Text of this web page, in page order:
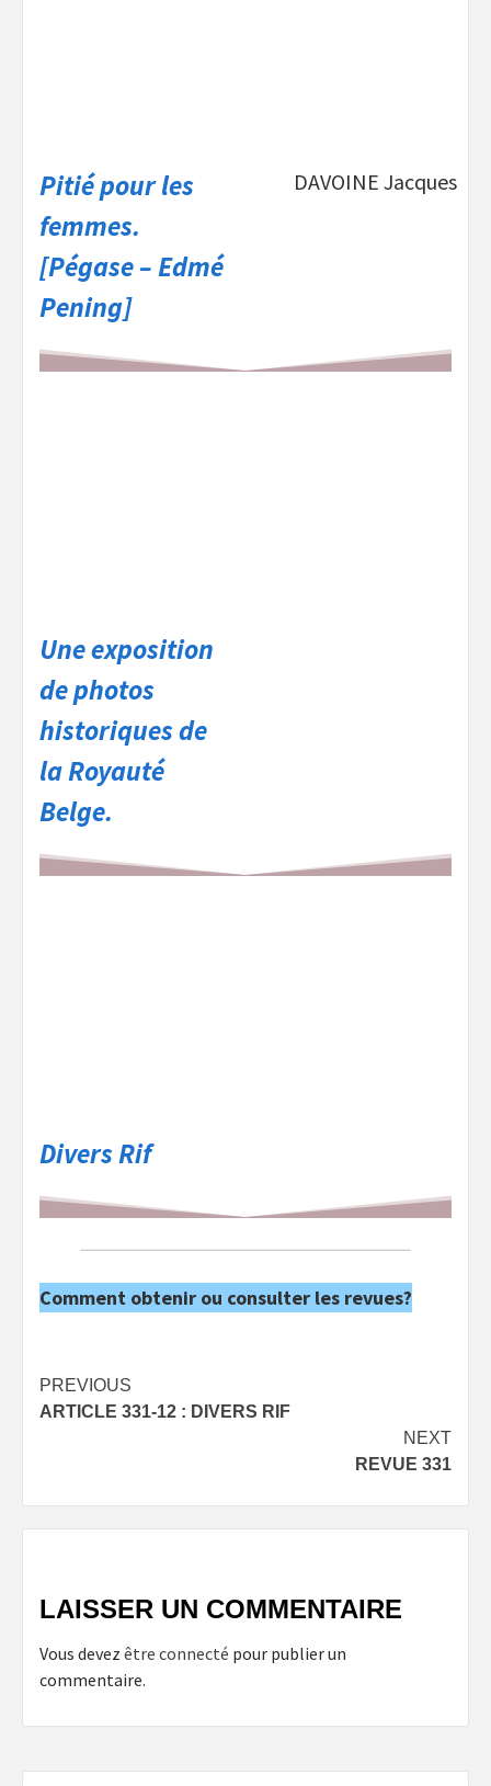
Pitié pour les
femmes.
[Pégase – Edmé
Pening]
DAVOINE Jacques
Une exposition
de photos
historiques de
la Royauté
Belge.
Divers Rif
Comment obtenir ou consulter les revues?
Post
navigation
PREVIOUS
ARTICLE 331-12 : DIVERS RIF
NEXT
REVUE 331
LAISSER UN COMMENTAIRE
Vous devez être connecté pour publier un
commentaire.